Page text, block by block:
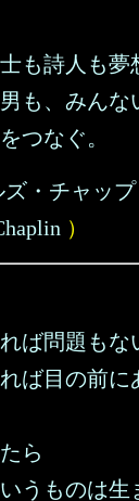
も詩人も夢
も、みんな
つなぐ。
・チャッ
）
ば問題もな
ば目の前に
ら
うものは生